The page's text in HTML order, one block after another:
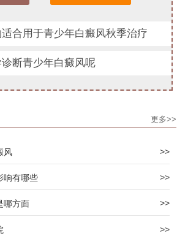
合用于青少年白癜风秋季治疗
断青少年白癜风呢
更多>>
风 >>
响有哪些 >>
哪方面 >>
>>